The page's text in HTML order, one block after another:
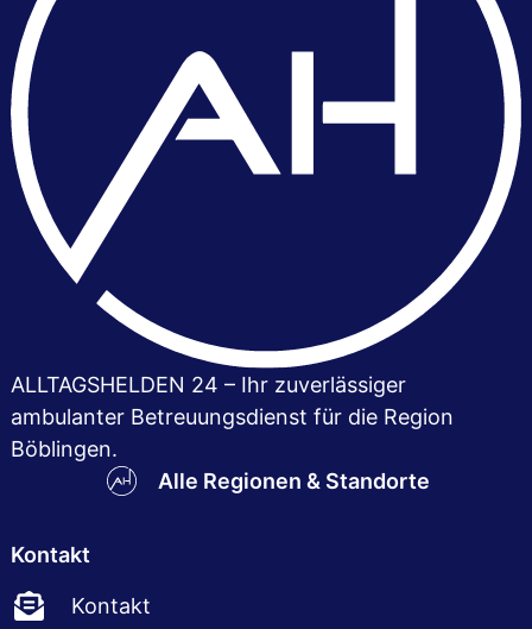
ALLTAGSHELDEN 24 – Ihr zuver­lässiger
ambulanter Betreuungsdienst für die Region
Böblingen.
Alle Regionen & Standorte
Kontakt
Kontakt